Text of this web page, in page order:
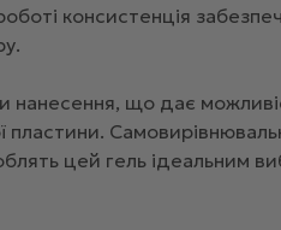
консистенція
нанесення, що дає
пластини.
цей гель ідеальним